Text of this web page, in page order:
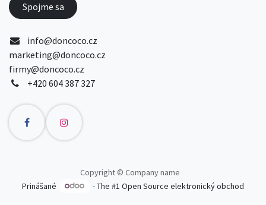
Spojme sa
info@doncoco.cz
marketing@doncoco.cz
firmy@doncoco.cz
+420 604 387 327
Copyright © Company name
Prinášané
- The #1 Open Source elektronický obchod